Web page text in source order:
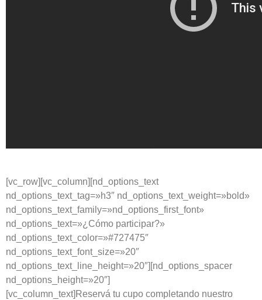
[vc_row][vc_column][nd_options_text
nd_options_text_tag=»h3″ nd_options_text_weight=»bold»
nd_options_text_family=»nd_options_first_font»
nd_options_text=»¿Cómo participar?»
nd_options_text_color=»#727475″
nd_options_text_font_size=»20″
nd_options_text_line_height=»20″][nd_options_spacer
nd_options_height=»20″]
[vc_column_text]Reservá tu cupo completando nuestro